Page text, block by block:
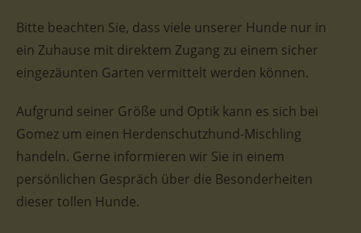
Bitte beachten Sie, dass viele unserer Hunde nur in
ein Zuhause mit direktem Zugang zu einem sicher
eingezäunten Garten vermittelt werden können.
Aufgrund seiner Größe und Optik kann es sich bei
Gomez um einen Herdenschutzhund-Mischling
handeln. Gerne informieren wir Sie in einem
persönlichen Gespräch über die Besonderheiten
dieser tollen Hunde.